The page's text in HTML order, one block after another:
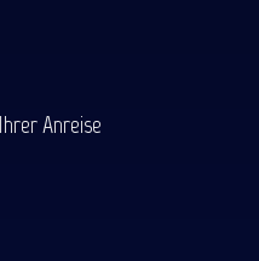
Anreise